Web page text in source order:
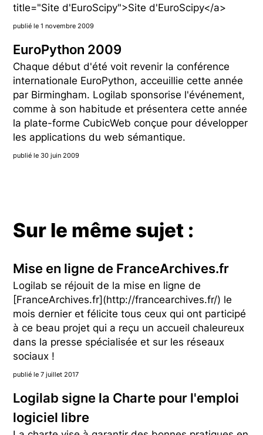
title="Site d'EuroScipy">Site d'EuroScipy</a>
publié le 1 novembre 2009
EuroPython 2009
Chaque début d'été voit revenir la conférence
internationale EuroPython, acceuillie cette année
par Birmingham. Logilab sponsorise l'événement,
comme à son habitude et présentera cette année
la plate-forme CubicWeb conçue pour développer
les applications du web sémantique.
publié le 30 juin 2009
Sur le même sujet :
Mise en ligne de FranceArchives.fr
Logilab se réjouit de la mise en ligne de
[FranceArchives.fr](http://francearchives.fr/) le
mois dernier et félicite tous ceux qui ont participé
à ce beau projet qui a reçu un accueil chaleureux
dans la presse spécialisée et sur les réseaux
sociaux !
publié le 7 juillet 2017
Logilab signe la Charte pour l'emploi
logiciel libre